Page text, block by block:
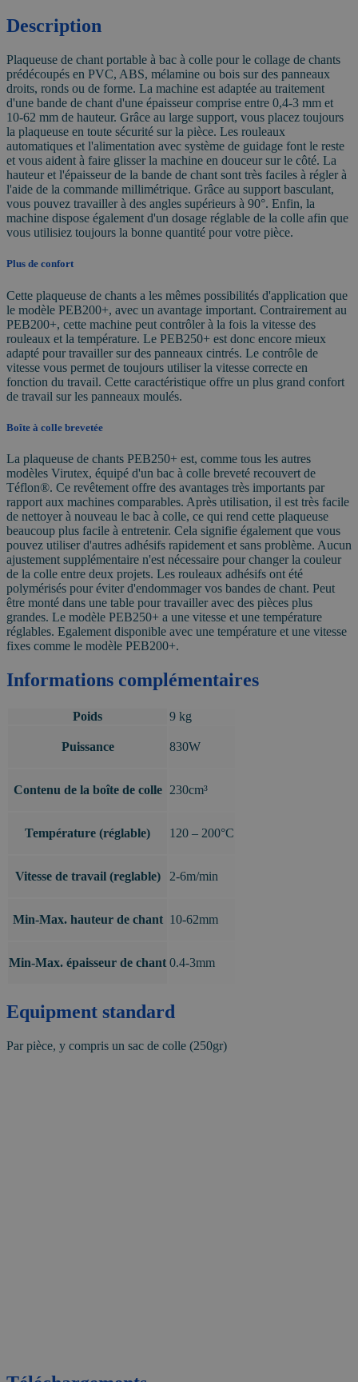
Description
Plaqueuse de chant portable à bac à colle pour le collage de chants
prédécoupés en PVC, ABS, mélamine ou bois sur des panneaux
droits, ronds ou de forme. La machine est adaptée au traitement
d'une bande de chant d'une épaisseur comprise entre 0,4-3 mm et
10-62 mm de hauteur. Grâce au large support, vous placez toujours
la plaqueuse en toute sécurité sur la pièce. Les rouleaux
automatiques et l'alimentation avec système de guidage font le reste
et vous aident à faire glisser la machine en douceur sur le côté. La
hauteur et l'épaisseur de la bande de chant sont très faciles à régler à
l'aide de la commande millimétrique. Grâce au support basculant,
vous pouvez travailler à des angles supérieurs à 90°. Enfin, la
machine dispose également d'un dosage réglable de la colle afin que
vous utilisiez toujours la bonne quantité pour votre pièce.
Plus de confort
Cette plaqueuse de chants a les mêmes possibilités d'application que
le modèle PEB200+, avec un avantage important. Contrairement au
PEB200+, cette machine peut contrôler à la fois la vitesse des
rouleaux et la température. Le PEB250+ est donc encore mieux
adapté pour travailler sur des panneaux cintrés. Le contrôle de
vitesse vous permet de toujours utiliser la vitesse correcte en
fonction du travail. Cette caractéristique offre un plus grand confort
de travail sur les panneaux moulés.
Boîte à colle brevetée
La plaqueuse de chants PEB250+ est, comme tous les autres
modèles Virutex, équipé d'un bac à colle breveté recouvert de
Téflon®. Ce revêtement offre des avantages très importants par
rapport aux machines comparables. Après utilisation, il est très facile
de nettoyer à nouveau le bac à colle, ce qui rend cette plaqueuse
beaucoup plus facile à entretenir. Cela signifie également que vous
pouvez utiliser d'autres adhésifs rapidement et sans problème. Aucun
ajustement supplémentaire n'est nécessaire pour changer la couleur
de la colle entre deux projets. Les rouleaux adhésifs ont été
polymérisés pour éviter d'endommager vos bandes de chant. Peut
être monté dans une table pour travailler avec des pièces plus
grandes. Le modèle PEB250+ a une vitesse et une température
réglables. Egalement disponible avec une température et une vitesse
fixes comme le modèle PEB200+.
Informations complémentaires
Poids 9 kg
Puissance 830W
Contenu de la boîte de colle 230cm³
Température (réglable) 120 – 200°C
Vitesse de travail (reglable) 2-6m/min
Min-Max. hauteur de chant 10-62mm
Min-Max. épaisseur de chant 0.4-3mm
Equipment standard
Par pièce, y compris un sac de colle (250gr)